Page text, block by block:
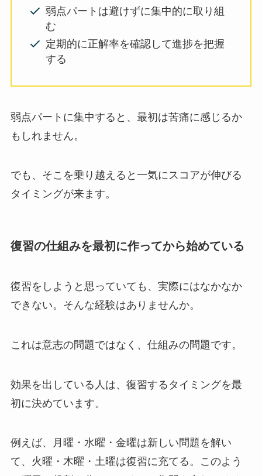
弱点パートは避けずに集中的に取り組
む
定期的に正解率を確認して進捗を把握
する
弱点パートに集中すると、最初は苦痛に感じるか
もしれません。
でも、そこを乗り越えると一気にスコアが伸びる
タイミングが来ます。
復習の仕組みを最初に作ってから始めている
復習をしようと思っていても、実際にはなかなか
できない。そんな経験はありませんか。
これは意志の問題ではなく、仕組みの問題です。
効果を出している人は、復習するタイミングを最
初に決めています。
例えば、月曜・水曜・金曜は新しい問題を解い
て、火曜・木曜・土曜は復習に充てる。このよう